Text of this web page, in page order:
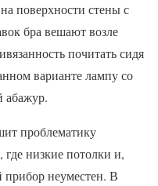
поверхности стены с
бра вешают возле
почитать сидя
варианте лампу со
абажур.
проблематику
низкие потолки и,
неуместен. В